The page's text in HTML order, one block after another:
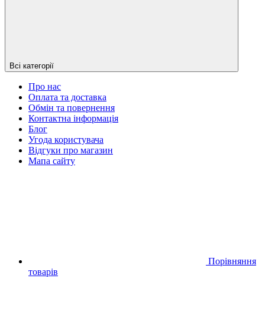
Всі категорії
Про нас
Оплата та доставка
Обмін та повернення
Контактна інформація
Блог
Угода користувача
Відгуки про магазин
Мапа сайту
Порівняння
товарів